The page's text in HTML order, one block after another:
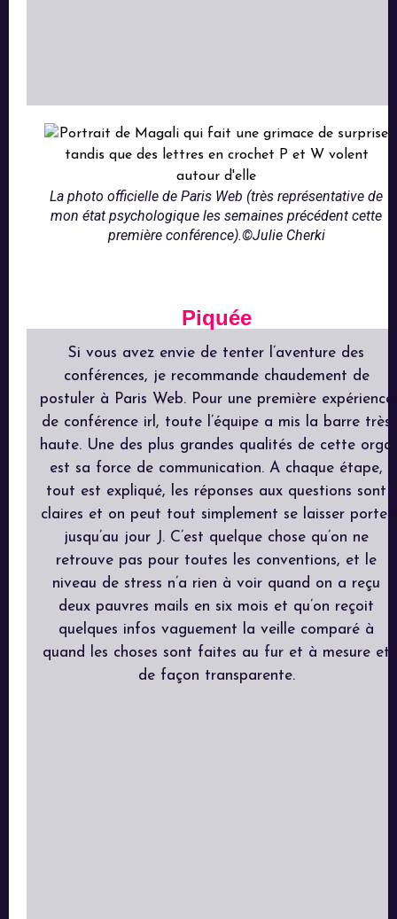
La photo officielle de Paris Web (très représentative de
mon état psychologique les semaines précédent cette
première conférence).©Julie Cherki
Piquée
Si vous avez envie de tenter l’aventure des
conférences, je recommande chaudement de
postuler à Paris Web. Pour une première expérience
de conférence irl, toute l’équipe a mis la barre très
haute. Une des plus grandes qualités de cette orga
est sa force de communication. A chaque étape,
tout est expliqué, les réponses aux questions sont
claires et on peut tout simplement se laisser porter
jusqu’au jour J. C’est quelque chose qu’on ne
retrouve pas pour toutes les conventions, et le
niveau de stress n’a rien à voir quand on a reçu
deux pauvres mails en six mois et qu’on reçoit
quelques infos vaguement la veille comparé à
quand les choses sont faites au fur et à mesure et
de façon transparente.